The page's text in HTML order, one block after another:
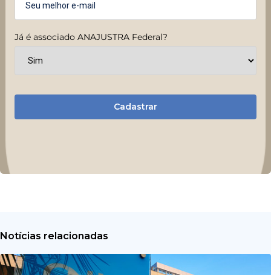
Já é associado ANAJUSTRA Federal?
Cadastrar
Notícias relacionadas